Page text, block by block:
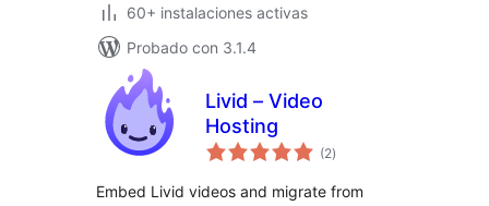
60+ instalaciones activas
Probado con 3.1.4
Livid – Video
Hosting
(2valoraciones
en
)
Embed Livid videos and migrate from